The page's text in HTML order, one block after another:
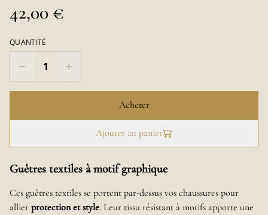
42,00 €
QUANTITÉ
Acheter
Ajouter au panier
Guêtres textiles à motif graphique
Ces guêtres textiles se portent par-dessus vos chaussures pour
allier protection et style. Leur tissu résistant à motifs apporte une